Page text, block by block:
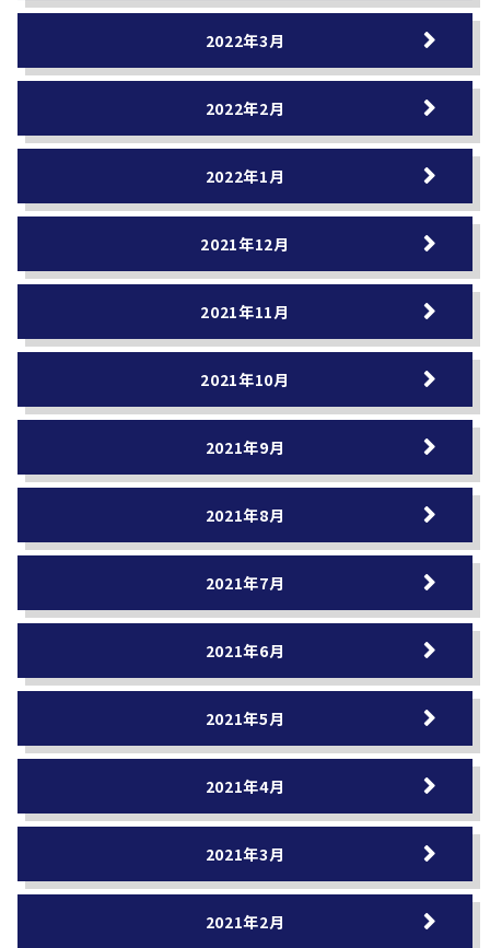
2022年3月
2022年2月
2022年1月
2021年12月
2021年11月
2021年10月
2021年9月
2021年8月
2021年7月
2021年6月
2021年5月
2021年4月
2021年3月
2021年2月